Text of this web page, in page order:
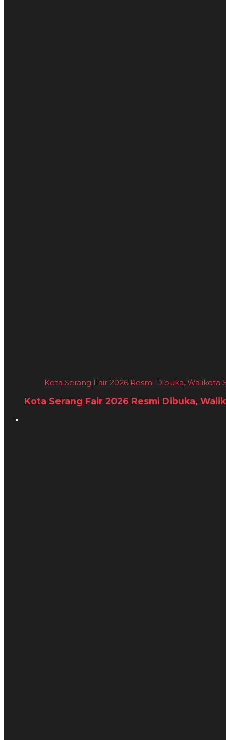
Kota Serang Fair 2026 Resmi Dibuka, Walikota
Kota Serang Fair 2026 Resmi Dibuka,